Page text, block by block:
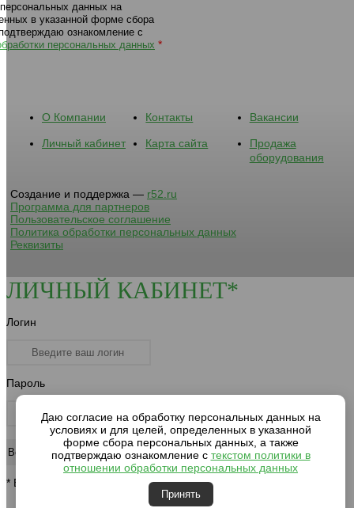
данных на
в указанной форме сбора
ознакомление с
персональных данных *
О Компании Контакты Вакансии
Личный кабинет Карта сайта
Продажа
оборудования
Создание и поддержка — r52.ru
Программа для партнеров
Пользовательское соглашение
Политика обработки персональных данных
Реквизиты
ЛИЧНЫЙ КАБИНЕТ*
Логин
Пароль
* Вход для клиентов компании
Даю согласие на обработку персональных данных на
условиях и для целей, определенных в указанной
форме сбора персональных данных, а также
подтверждаю ознакомление с текстом политики в
отношении обработки персональных данных
Принять